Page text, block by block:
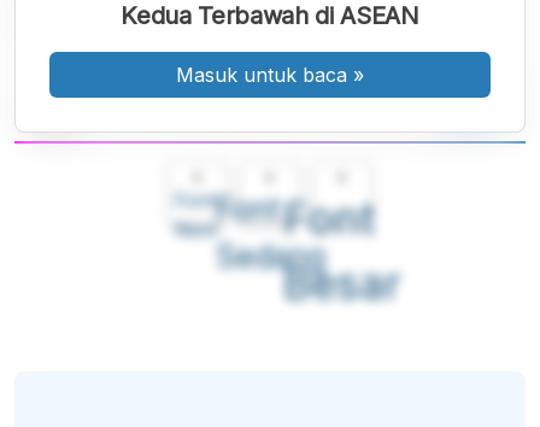
Font
Kecil
Font
Sedang
Font
Besar
Kedua Terbawah di ASEAN
Masuk untuk baca »